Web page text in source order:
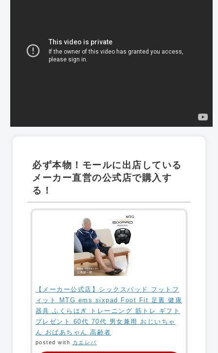
必ず本物！モールに出店している
メーカー直営の公式店で購入す
る！
【メーカー公式店】シックスパッド フットフ
ィット MTG ems sixpad Foot Fit 足裏 健康
器具 ふくらはぎ トレーニング 筋トレ ギフト
プレゼント 60代 70代 男女兼用 おじいちゃ
ん おばあちゃん 高齢者
posted with カエレバ